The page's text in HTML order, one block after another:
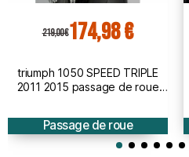
219,00 €174,98 €
triumph 1050 SPEED TRIPLE
2011 2015 passage de roue
Passage de roue